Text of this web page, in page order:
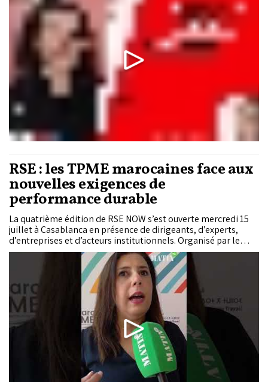
RSE : les TPME marocaines face aux
nouvelles exigences de
performance durable
La quatrième édition de RSE NOW s’est ouverte mercredi 15
juillet à Casablanca en présence de dirigeants, d’experts,
d’entreprises et d’acteurs institutionnels. Organisé par le
Club des Dirigeants, le congrès place les TPME au centre des
débats sur la responsabilité sociétale et la performance
durable. Cette édition entend surtout...